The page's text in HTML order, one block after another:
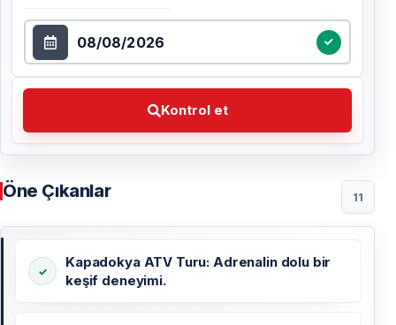
Tarih seçin
Kontrol et
Kontrol et Tercih ettiğiniz tarihi seçin
Öne Çıkanlar 11
Kapadokya ATV Turu: Adrenalin dolu bir
keşif deneyimi.